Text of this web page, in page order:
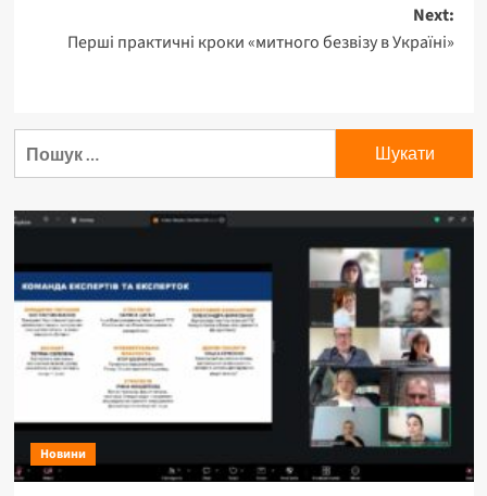
Next:
Перші практичні кроки «митного безвізу в Україні»
Новини